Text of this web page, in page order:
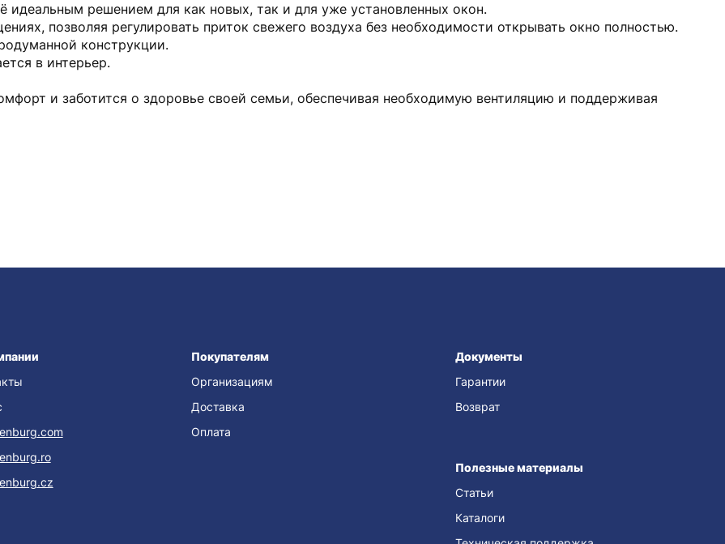
идеальным решением для как новых, так и для уже установленных окон.
позволяя регулировать приток свежего воздуха без необходимости открывать окно полностью.
конструкции.
в интерьер.
и заботится о здоровье своей семьи, обеспечивая необходимую вентиляцию и поддерживая
Покупателям
Организациям
Доставка
Оплата
Документы
Гарантии
Возврат
Полезные материалы
Статьи
Каталоги